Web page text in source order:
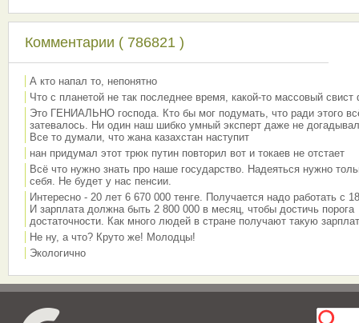
Комментарии ( 786821 )
А кто напал то, непонятно
Что с планетой не так последнее время, какой-то массовый свист
Это ГЕНИАЛЬНО господа. Кто бы мог подумать, что ради этого
затевалось. Ни один наш шибко умный эксперт даже не
Все то думали, что жана казахстан наступит
нан придумал этот трюк путин повторил вот и токаев не отстает
Всё что нужно знать про наше государство. Надеяться нужно
себя. Не будет у нас пенсии.
Интересно - 20 лет 6 670 000 тенге. Получается надо работать с
И зарплата должна быть 2 800 000 в месяц, чтобы достичь порога
достаточности. Как много людей в стране получают такую
Не ну, а что? Круто же! Молодцы!
Экологично